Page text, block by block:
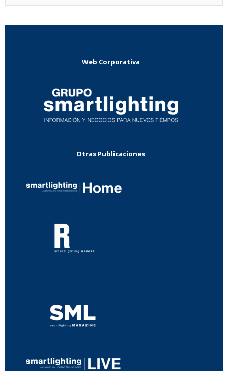
Web Corporativa
Otras Publicaciones